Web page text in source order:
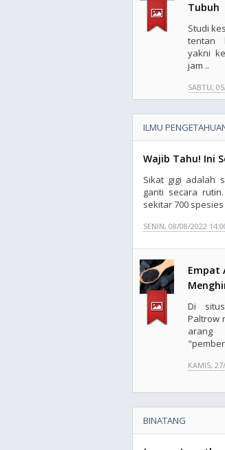
Tubuh
Studi
tentan
yakni
jam ..
SABTU,
ILMU
Wajib Tahu! Ini
Sikat gigi adalah
ganti secara
sekitar 700
SENIN, 08/08/2022
Empat
Di
Paltrow
arang
KAMIS,
BINATANG